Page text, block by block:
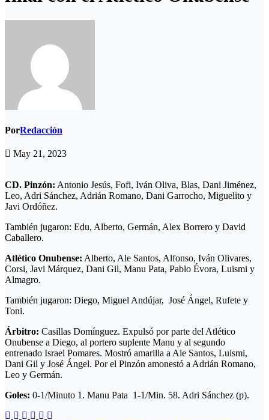
PorRedacción
May 21, 2023
CD. Pinzón: Antonio Jesús, Fofi, Iván Oliva, Blas, Dani Jiménez,
Leo, Adri Sánchez, Adrián Romano, Dani Garrocho, Miguelito y
Javi Ordóñez.
También jugaron: Edu, Alberto, Germán, Alex Borrero y David
Caballero.
Atlético Onubense: Alberto, Ale Santos, Alfonso, Iván Olivares,
Corsi, Javi Márquez, Dani Gil, Manu Pata, Pablo Évora, Luismi y
Almagro.
También jugaron: Diego, Miguel Andújar, José Ángel, Rufete y
Toni.
Árbitro: Casillas Domínguez. Expulsó por parte del Atlético
Onubense a Diego, al portero suplente Manu y al segundo
entrenado Israel Pomares. Mostró amarilla a Ale Santos, Luismi,
Dani Gil y José Ángel. Por el Pinzón amonestó a Adrián Romano,
Leo y Germán.
Goles: 0-1/Minuto 1. Manu Pata 1-1/Min. 58. Adri Sánchez (p).